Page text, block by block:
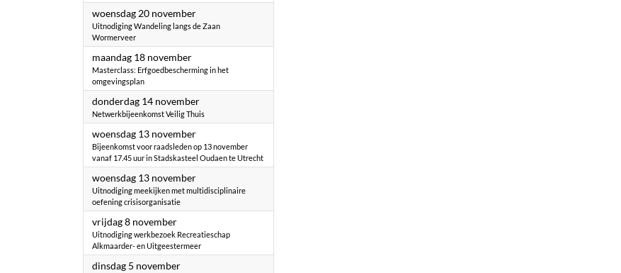
woensdag 20 november2024
Uitnodiging Wandeling langs de Zaan
Wormerveer
maandag 18 november2024
Masterclass: Erfgoedbescherming in het
omgevingsplan
donderdag 14 november2024
Netwerkbijeenkomst Veilig Thuis
woensdag 13 november2024
Bijeenkomst voor raadsleden op 13 november
vanaf 17.45 uur in Stadskasteel Oudaen te Utrecht
woensdag 13 november2024
Uitnodiging meekijken met multidisciplinaire
oefening crisisorganisatie
vrijdag 8 november2024
Uitnodiging werkbezoek Recreatieschap
Alkmaarder- en Uitgeestermeer
dinsdag 5 november2024